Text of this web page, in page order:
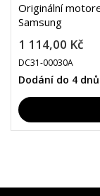
Originální
Samsung
1 114,00 Kč
DC31-00030A
Dodání do 4 dnů